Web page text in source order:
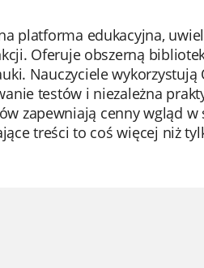
platforma edukacyjna,
Oferuje obszerną
Nauczyciele
testów i niezależna
zapewniają cenny wgląd w
treści to coś więcej niż